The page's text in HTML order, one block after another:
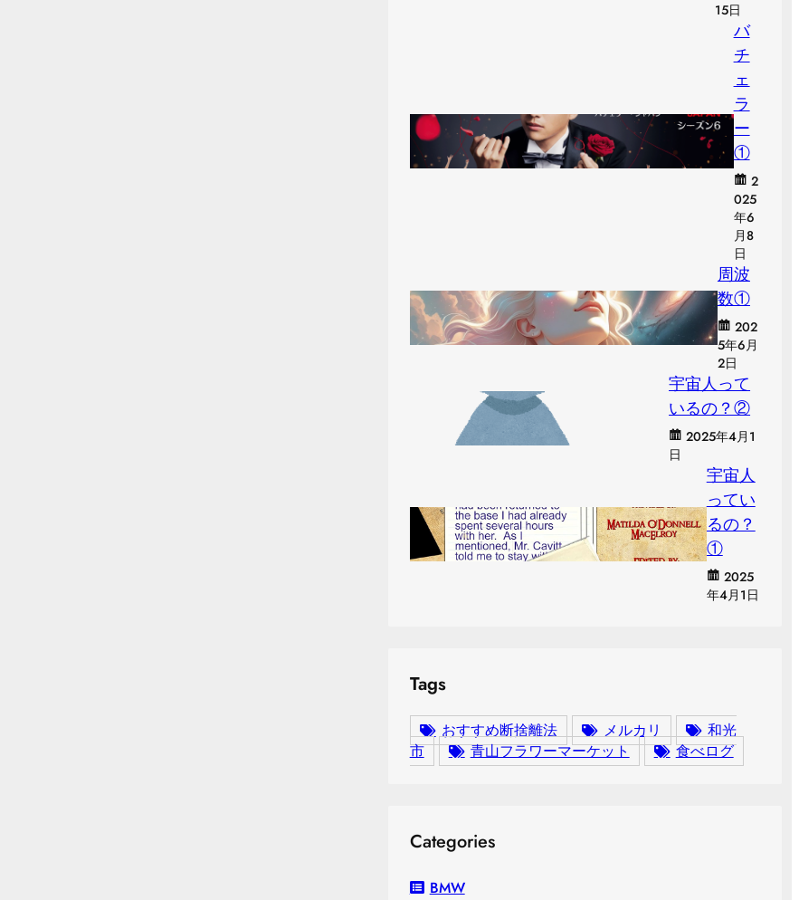
15日
バ
チ
ェ
ラ
ー
①
2
025
年6
月8
日
周波
数①
202
5年6月
2日
宇宙人って
いるの？②
2025年4月1
日
宇宙人
ってい
るの？
①
2025
年4月1日
Tags
おすすめ断捨離法 メルカリ
和光
市
青山フラワーマーケット 食べログ
Categories
BMW